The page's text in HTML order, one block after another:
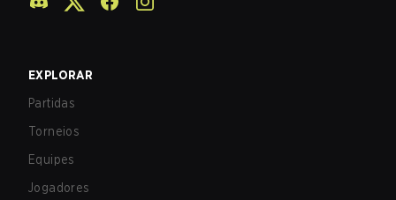
EXPLORAR
Partidas
Torneios
Equipes
Jogadores